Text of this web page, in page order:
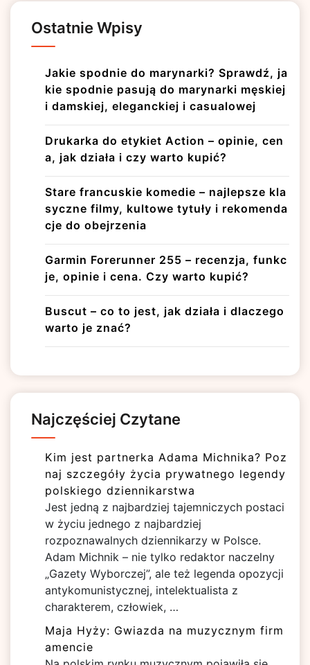
Ostatnie Wpisy
Jakie spodnie do marynarki? Sprawdź, ja
kie spodnie pasują do marynarki męskiej
i damskiej, eleganckiej i casualowej
Drukarka do etykiet Action – opinie, cen
a, jak działa i czy warto kupić?
Stare francuskie komedie – najlepsze kla
syczne filmy, kultowe tytuły i rekomenda
cje do obejrzenia
Garmin Forerunner 255 – recenzja, funkc
je, opinie i cena. Czy warto kupić?
Buscut – co to jest, jak działa i dlaczego
warto je znać?
Najczęściej Czytane
Kim jest partnerka Adama Michnika? Poz
naj szczegóły życia prywatnego legendy
polskiego dziennikarstwa
Jest jedną z najbardziej tajemniczych postaci
w życiu jednego z najbardziej
rozpoznawalnych dziennikarzy w Polsce.
Adam Michnik – nie tylko redaktor naczelny
„Gazety Wyborczej”, ale też legenda opozycji
antykomunistycznej, intelektualista z
charakterem, człowiek, …
Maja Hyży: Gwiazda na muzycznym firm
amencie